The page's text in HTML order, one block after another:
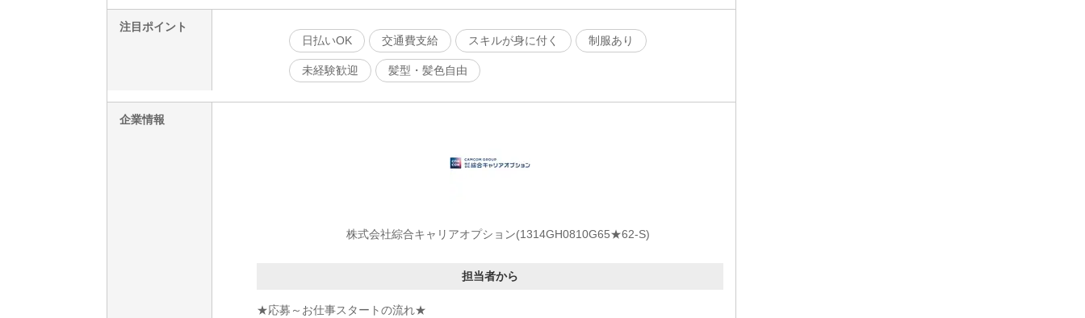
注目ポイント
日払いOK
交通費支給 スキルが身に付く 制服あり
未経験歓迎 髪型・髪色自由
企業情報
株式会社綜合キャリアオプション(1314GH0810G65★62-S)
担当者から
★応募～お仕事スタートの流れ★